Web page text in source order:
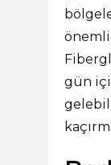
gün